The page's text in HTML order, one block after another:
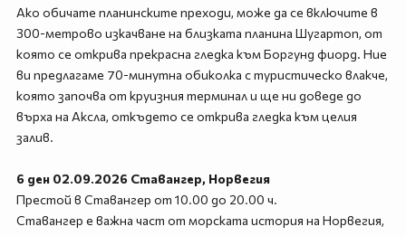
Ако обичате планинските преходи, може да се включите в
300-метрово изкачване на близката планина Шугартоп, от
която се открива прекрасна гледка към Боргунд фиорд. Ние
ви предлагаме 70-минутна обиколка с туристическо влакче,
която започва от круизния терминал и ще ни доведе до
върха на Аксла, откъдето се открива гледка към целия
залив.
6 ден 02.09.2026 Ставангер, Норвегия
Престой в Ставангер от 10.00 до 20.00 ч.
Ставангер е важна част от морската история на Норвегия,